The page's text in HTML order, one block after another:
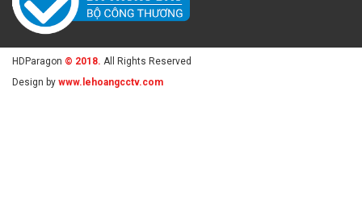
HDParagon© 2018.All Rights Reserved